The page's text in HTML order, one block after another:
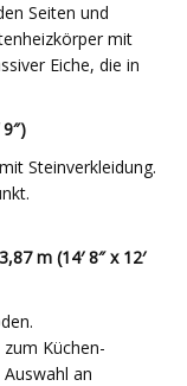
Seiten und
mit
Eiche, die in
Steinverkleidung.
m (14′ 8″ x 12′
Küchen-
an